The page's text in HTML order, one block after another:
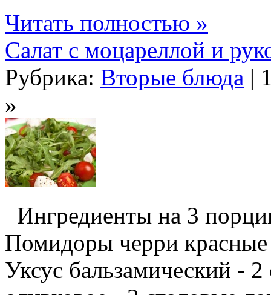
Читать полностью »
Салат с моцареллой и
Рубрика: Вторые блюда |
»
Ингредиенты на 3
Помидоры черри
Уксус бальзамический -